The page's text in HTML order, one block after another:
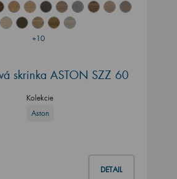
+10
skrinka ASTON SZZ 60
Kolekcie
Aston
DETAIL